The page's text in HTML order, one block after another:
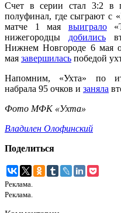
Счет в серии стал 3:2 в
полуфинал, где сыграют с
матче 1 мая выиграло
нижегородцы добились
Нижнем Новгороде 6 мая
мая завершилась победой
Напомним, «Ухта» по
набрала 95 очков и заняла
Фото МФК «Ухта»
Владилен Олофинский
Поделиться
Реклама.
Реклама.